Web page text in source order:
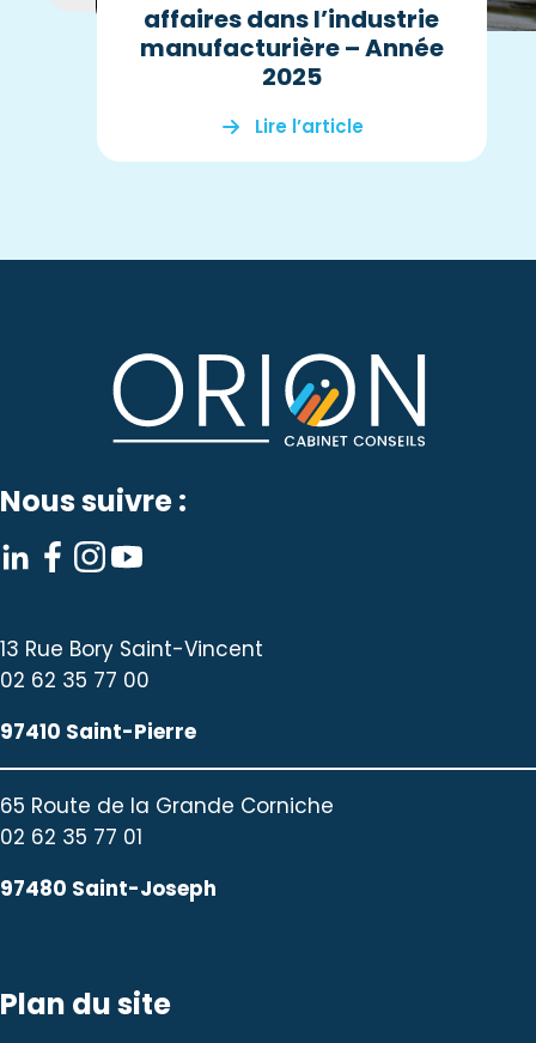
affaires dans l’industrie
manufacturière – Année
2025
Lire l’article
Nous suivre :
13 Rue Bory Saint-Vincent
02 62 35 77 00
97410 Saint-Pierre
65 Route de la Grande Corniche
02 62 35 77 01
97480 Saint-Joseph
Plan du site